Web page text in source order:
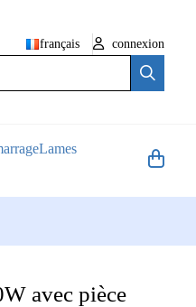
français
connexion
Lames
avec pièce